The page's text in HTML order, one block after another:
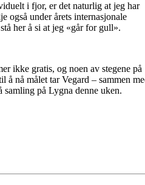
i fjor, er det naturlig at jeg har
også under årets internasjonale
her å si at jeg «går for gull».
ikke gratis, og noen av stegene på
å nå målet tar Vegard – sammen
samling på Lygna denne uken.